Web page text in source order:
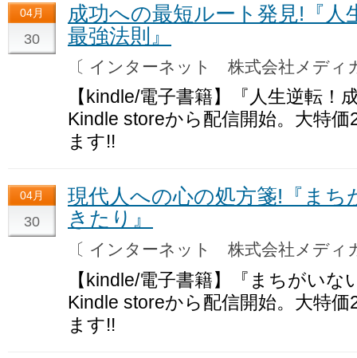
04月
30
成功への最短ルート発見!『人
最強法則』
〔 インターネット 株式会社メデ
【kindle/電子書籍】『人生逆転
Kindle storeから配信開始。大特
ます!!
04月
30
現代人への心の処方箋!『ま
きたり』
〔 インターネット 株式会社メデ
【kindle/電子書籍】『まちがい
Kindle storeから配信開始。大特
ます!!